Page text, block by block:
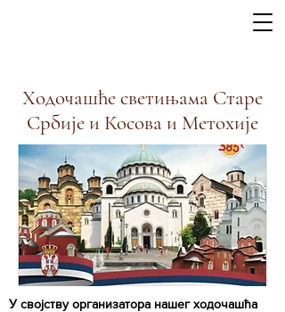
Ходочашће светињама Старе
Србије и Косова и Метохије
У својству организатора нашег ходочашћа